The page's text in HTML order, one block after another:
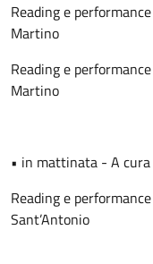
Reading e
Martino
Reading e
Martino
• in mattinata - A
Reading e
Sant’Antonio